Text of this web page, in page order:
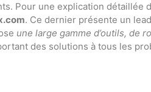
Pour une explication détaillée
. Ce dernier présente un
une large gamme d’outils, de
des solutions à tous les